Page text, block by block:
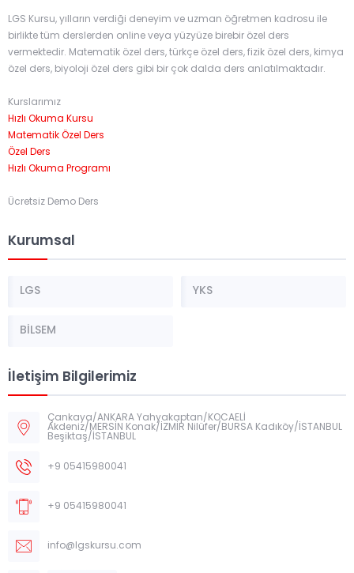
LGS Kursu, yılların verdiği deneyim ve uzman öğretmen kadrosu ile
birlikte tüm derslerden online veya yüzyüze birebir özel ders
vermektedir. Matematik özel ders, türkçe özel ders, fizik özel ders, kimya
özel ders, biyoloji özel ders gibi bir çok dalda ders anlatılmaktadır.
Kurslarımız
Hızlı Okuma Kursu
Matematik Özel Ders
Özel Ders
Hızlı Okuma Programı
Ücretsiz Demo Ders
Kurumsal
LGS YKS
BİLSEM
İletişim Bilgilerimiz
Çankaya/ANKARA Yahyakaptan/KOCAELİ
Akdeniz/MERSİN Konak/İZMİR Nilüfer/BURSA Kadıköy/İSTANBUL
Beşiktaş/İSTANBUL
+9 05415980041
+9 05415980041
info@lgskursu.com